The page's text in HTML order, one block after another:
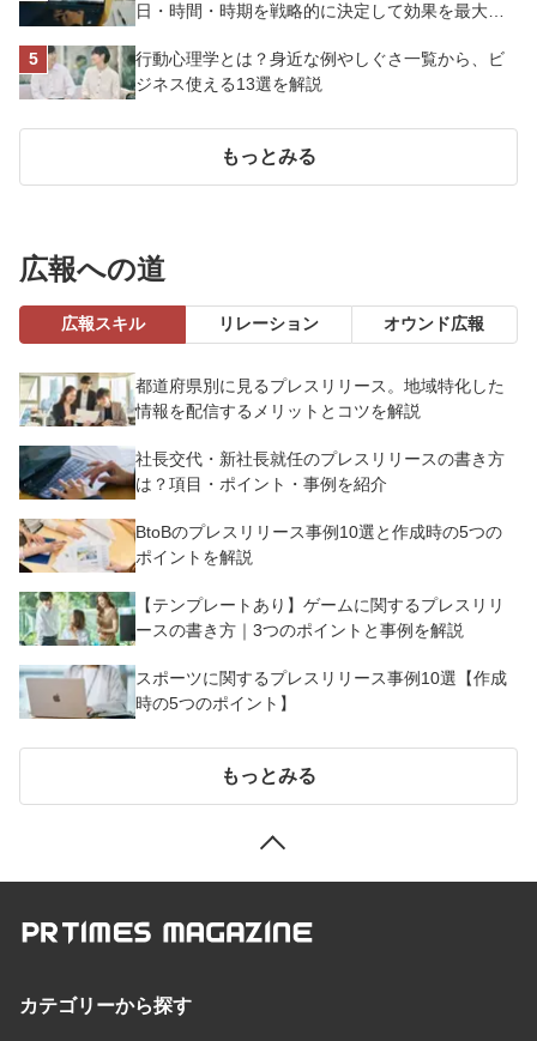
日・時間・時期を戦略的に決定して効果を最大化
行動心理学とは？身近な例やしぐさ一覧から、ビ
ジネス使える13選を解説
もっとみる
広報への道
広報スキル リレーション オウンド広報
都道府県別に見るプレスリリース。地域特化した
情報を配信するメリットとコツを解説
社長交代・新社長就任のプレスリリースの書き方
は？項目・ポイント・事例を紹介
BtoBのプレスリリース事例10選と作成時の5つの
ポイントを解説
【テンプレートあり】ゲームに関するプレスリリ
ースの書き方｜3つのポイントと事例を解説
スポーツに関するプレスリリース事例10選【作成
時の5つのポイント】
もっとみる
カテゴリーから探す